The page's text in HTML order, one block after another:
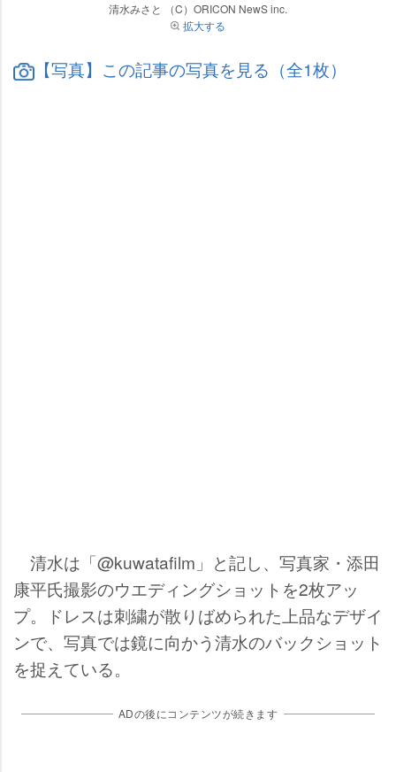
清水みさと （C）ORICON NewS inc.
拡大する
【写真】この記事の写真を見る（全1枚）
清水は「@kuwatafilm」と記し、写真家・添田
康平氏撮影のウエディングショットを2枚アッ
プ。ドレスは刺繍が散りばめられた上品なデザイ
ンで、写真では鏡に向かう清水のバックショット
を捉えている。
ADの後にコンテンツが続きます